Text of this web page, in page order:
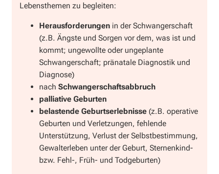
Lebensthemen zu begleiten:
Herausforderungen in der Schwangerschaft
(z.B. Ängste und Sorgen vor dem, was ist und
kommt; ungewollte oder ungeplante
Schwangerschaft; pränatale Diagnostik und
Diagnose)
nach Schwangerschaftsabbruch
palliative Geburten
belastende Geburtserlebnisse (z.B. operative
Geburten und Verletzungen, fehlende
Unterstützung, Verlust der Selbstbestimmung,
Gewalterleben unter der Geburt, Sternenkind-
bzw. Fehl-, Früh- und Todgeburten)